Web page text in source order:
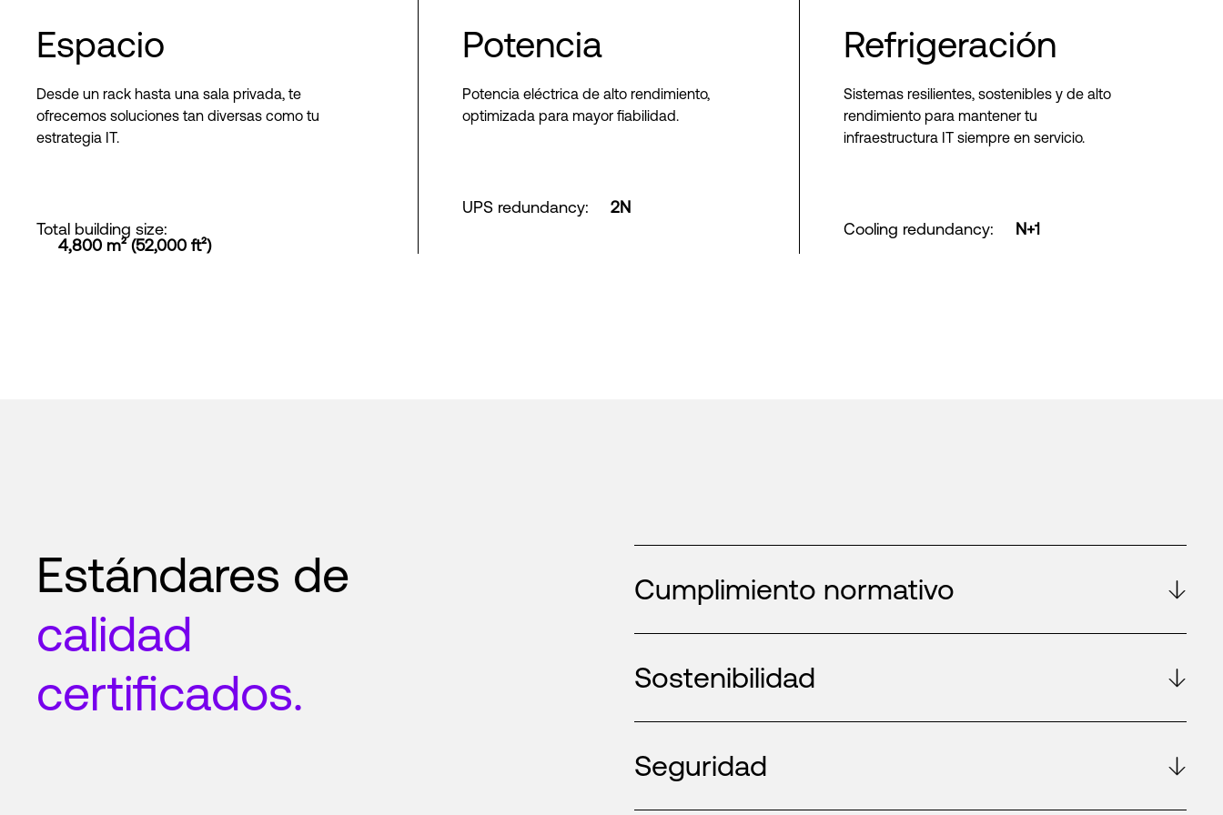
Espacio
Desde un rack hasta una sala privada, te
ofrecemos soluciones tan diversas como tu
estrategia IT.
Total building size:
4,800 m² (52,000 ft²)
Potencia
Potencia eléctrica de alto rendimiento,
optimizada para mayor fiabilidad.
UPS redundancy: 2N
Refrigeración
Sistemas resilientes, sostenibles y de alto
rendimiento para mantener tu
infraestructura IT siempre en servicio.
Cooling redundancy: N+1
Estándares de
calidad
certificados.
Cumplimiento normativo
Sostenibilidad
Seguridad